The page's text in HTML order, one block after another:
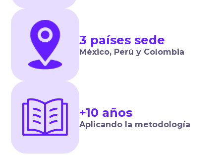
3 países sede
México, Perú y Colombia
+10 años
Aplicando la metodología